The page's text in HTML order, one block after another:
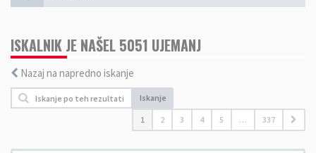
ISKALNIK JE NAŠEL 5051 UJEMANJ
Nazaj na napredno iskanje
Iskanje
1 2 3 4 5 … 337